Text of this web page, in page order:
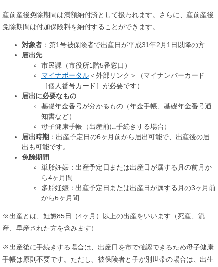
産前産後免除期間は満額納付済として扱われます。さらに、産前産後
免除期間は付加保険料を納付することができます。
対象者 ：第1号被保険者で出産日が平成31年2月1日以降の方
届出先
市民課（市役所1階5番窓口）
マイナポータル＜外部リンク＞
（マイナンバーカード
［個人番号カード］が必要です）
届出に必要なもの
基礎年金番号が分かるもの（年金手帳、基礎年金番号通
知書など）
母子健康手帳（出産前に手続きする場合）
届出時期 ：出産予定日の6ヶ月前から届出可能で、出産後の届
出も可能です。
免除期間
単胎妊娠：出産予定日または出産日が属する月の前月か
ら4ヶ月間
多胎妊娠：出産予定日または出産日が属する月の3ヶ月前
から6ヶ月間
※出産とは、妊娠85日（4ヶ月）以上の出産をいいます（死産、流
産、早産された方を含みます）
※出産後に手続きする場合は、出産日を市で確認できるため母子健康
手帳は原則不要です。ただし、被保険者と子が別世帯の場合は、出生